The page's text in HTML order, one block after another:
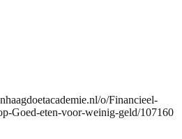
o/Financieel-
Goed-eten-voor-weinig-geld/107160